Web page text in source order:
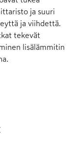
ja suuri
ja viihdettä.
tekevät
lisälämmitin